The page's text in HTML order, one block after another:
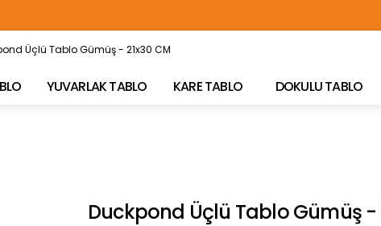
HER YERİNE ÜCRETSİZ KARGO!
YUVARLAK TABLO KARE TABLO DOKULU TABLO
Duckpond Üçlü Tablo Gümüş -